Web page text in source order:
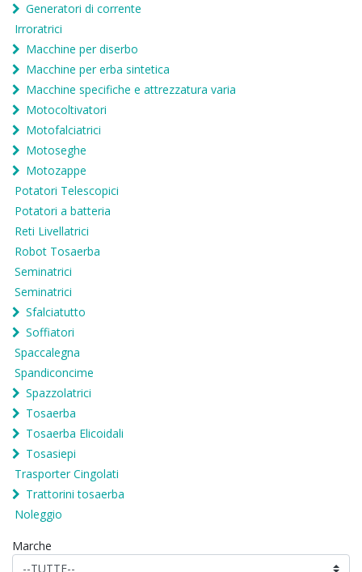
Generatori di corrente
Irroratrici
Macchine per diserbo
Macchine per erba sintetica
Macchine specifiche e attrezzatura varia
Motocoltivatori
Motofalciatrici
Motoseghe
Motozappe
Potatori Telescopici
Potatori a batteria
Reti Livellatrici
Robot Tosaerba
Seminatrici
Seminatrici
Sfalciatutto
Soffiatori
Spaccalegna
Spandiconcime
Spazzolatrici
Tosaerba
Tosaerba Elicoidali
Tosasiepi
Trasporter Cingolati
Trattorini tosaerba
Noleggio
Marche